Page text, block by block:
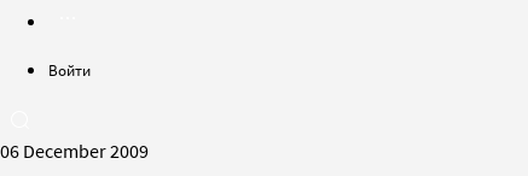
Войти
06 December 2009